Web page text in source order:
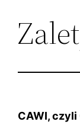
CAWI, czyli